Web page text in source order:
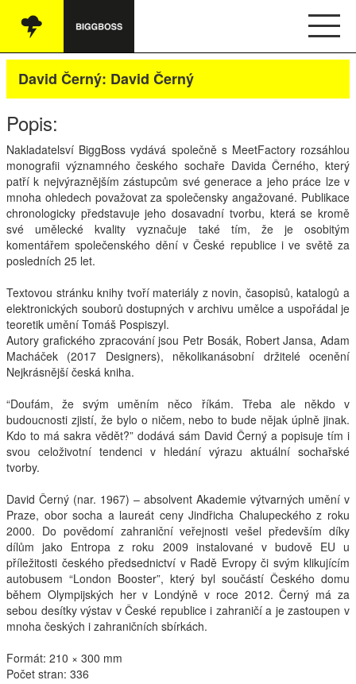
Vše
Audio
Oblečení
Knihy
Ostatní
Obchodní podmínky
Kontakt
Interpreti
David Černý: David Černý
Popis:
Nakladatelsví BiggBoss vydává společně s MeetFactory rozsáhlou
monografii významného českého sochaře Davida Černého, který
patří k nejvýraznějším zástupcům své generace a jeho práce lze v
mnoha ohledech považovat za společensky angažované. Publikace
chronologicky představuje jeho dosavadní tvorbu, která se kromě
své umělecké kvality vyznačuje také tím, že je osobitým
komentářem společenského dění v České republice i ve světě za
posledních 25 let.
Textovou stránku knihy tvoří materiály z novin, časopisů, katalogů a
elektronických souborů dostupných v archivu umělce a uspořádal je
teoretik umění Tomáš Pospiszyl.
Autory grafického zpracování jsou Petr Bosák, Robert Jansa, Adam
Macháček (2017 Designers), několikanásobní držitelé ocenění
Nejkrásnější česká kniha.
“Doufám, že svým uměním něco říkám. Třeba ale někdo v
budoucnosti zjistí, že bylo o ničem, nebo to bude nějak úplně jinak.
Kdo to má sakra vědět?” dodává sám David Černý a popisuje tím i
svou celoživotní tendenci v hledání výrazu aktuální sochařské
tvorby.
David Černý (nar. 1967) – absolvent Akademie výtvarných umění v
Praze, obor socha a laureát ceny Jindřicha Chalupeckého z roku
2000. Do povědomí zahraniční veřejnosti vešel především díky
dílům jako Entropa z roku 2009 instalované v budově EU u
příležitosti českého předsednictví v Radě Evropy či svým klikujícím
autobusem “London Booster”, který byl součástí Českého domu
během Olympijských her v Londýně v roce 2012. Černý má za
sebou desítky výstav v České republice i zahraničí a je zastoupen v
mnoha českých i zahraničních sbírkách.
Formát: 210 × 300 mm
Počet stran: 336